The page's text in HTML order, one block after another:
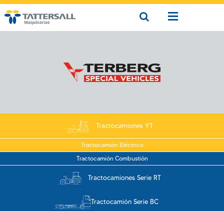
Tractocamiones YT
Tractocamión Eléctrico
Tractocamión Combustión
Tractocamiones Serie RT
Tractocamión Serie BC